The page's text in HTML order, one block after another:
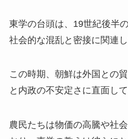
東学の台頭は、19世紀後半
社会的な混乱と密接に関連し
この時期、朝鮮は外国との
と内政の不安定さに直面して
農民たちは物価の高騰や社